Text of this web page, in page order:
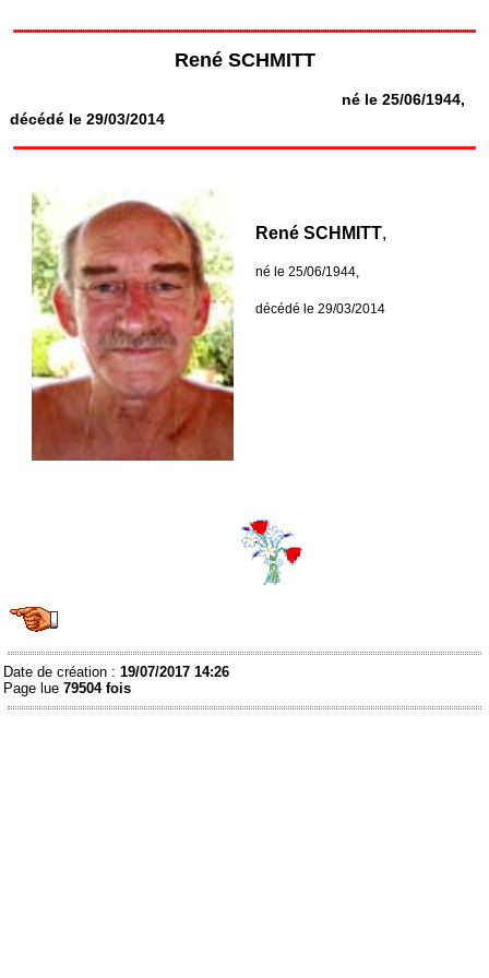
René SCHMITT
né le 25/06/1944,
décédé le 29/03/2014
René SCHMITT,
né le 25/06/1944,
décédé le 29/03/2014
Date de création :19/07/2017 14:26
Page lue79504 fois